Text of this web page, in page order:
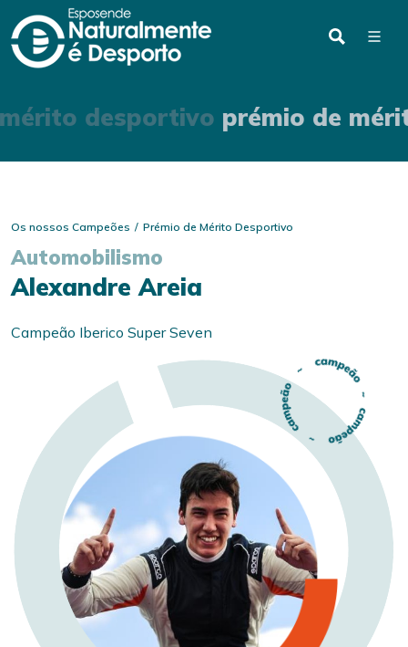
desportivo prémio de
Os nossos Campeões Prémio de Mérito Desportivo
Automobilismo
Alexandre Areia
Campeão Iberico Super Seven